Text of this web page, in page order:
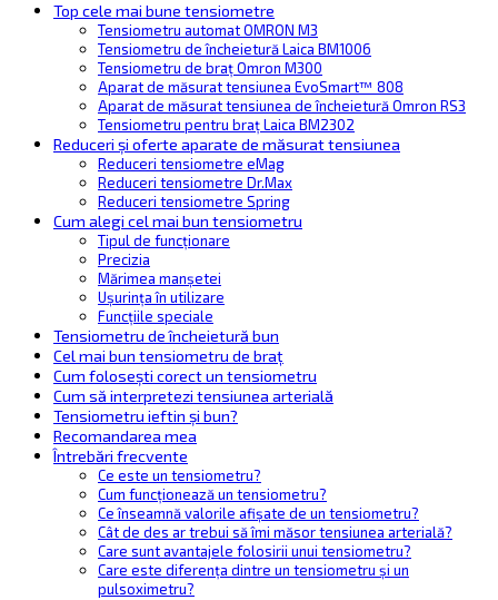
Top cele mai bune tensiometre
Tensiometru automat OMRON M3
Tensiometru de încheietură Laica BM1006
Tensiometru de braț Omron M300
Aparat de măsurat tensiunea EvoSmart™ 808
Aparat de măsurat tensiunea de încheietură Omron RS3
Tensiometru pentru braț Laica BM2302
Reduceri și oferte aparate de măsurat tensiunea
Reduceri tensiometre eMag
Reduceri tensiometre Dr.Max
Reduceri tensiometre Spring
Cum alegi cel mai bun tensiometru
Tipul de funcționare
Precizia
Mărimea manșetei
Ușurința în utilizare
Funcțiile speciale
Tensiometru de încheietură bun
Cel mai bun tensiometru de braț
Cum folosești corect un tensiometru
Cum să interpretezi tensiunea arterială
Tensiometru ieftin și bun?
Recomandarea mea
Întrebări frecvente
Ce este un tensiometru?
Cum funcționează un tensiometru?
Ce înseamnă valorile afișate de un tensiometru?
Cât de des ar trebui să îmi măsor tensiunea arterială?
Care sunt avantajele folosirii unui tensiometru?
Care este diferența dintre un tensiometru și un
pulsoximetru?